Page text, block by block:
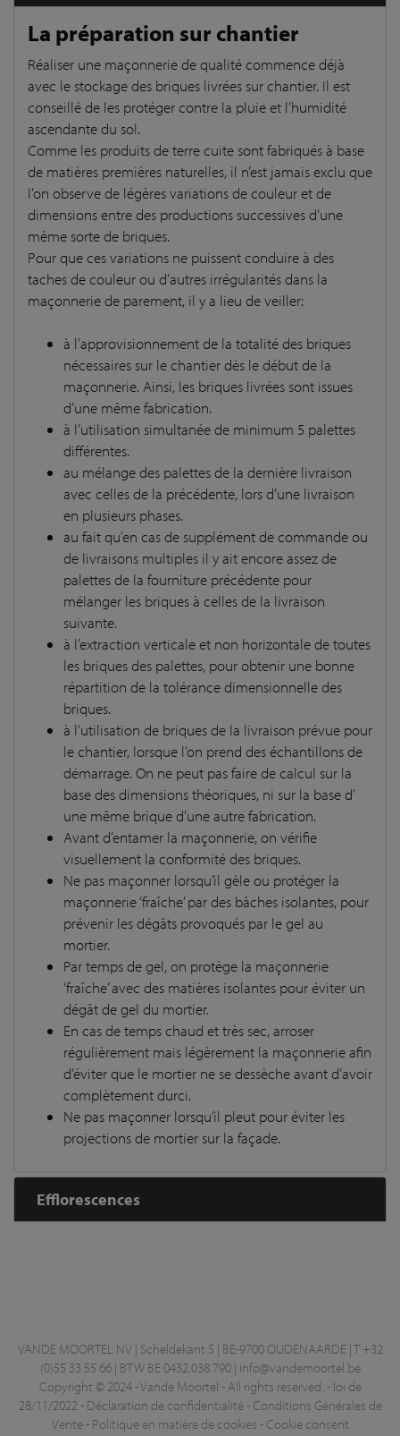
La préparation sur chantier
Réaliser une maçonnerie de qualité commence déjà
avec le stockage des briques livrées sur chantier. Il est
conseillé de les protéger contre la pluie et l’humidité
ascendante du sol.
Comme les produits de terre cuite sont fabriqués à base
de matières premières naturelles, il n’est jamais exclu que
l’on observe de légères variations de couleur et de
dimensions entre des productions successives d’une
même sorte de briques.
Pour que ces variations ne puissent conduire à des
taches de couleur ou d’autres irrégularités dans la
maçonnerie de parement, il y a lieu de veiller:
à l’approvisionnement de la totalité des briques
nécessaires sur le chantier dès le début de la
maçonnerie. Ainsi, les briques livrées sont issues
d’une même fabrication.
à l’utilisation simultanée de minimum 5 palettes
différentes.
au mélange des palettes de la dernière livraison
avec celles de la précédente, lors d’une livraison
en plusieurs phases.
au fait qu’en cas de supplément de commande ou
de livraisons multiples il y ait encore assez de
palettes de la fourniture précédente pour
mélanger les briques à celles de la livraison
suivante.
à l’extraction verticale et non horizontale de toutes
les briques des palettes, pour obtenir une bonne
répartition de la tolérance dimensionnelle des
briques.
à l’utilisation de briques de la livraison prévue pour
le chantier, lorsque l’on prend des échantillons de
démarrage. On ne peut pas faire de calcul sur la
base des dimensions théoriques, ni sur la base d’
une même brique d’une autre fabrication.
Avant d’entamer la maçonnerie, on vérifie
visuellement la conformité des briques.
Ne pas maçonner lorsqu’il gèle ou protéger la
maçonnerie ‘fraîche’ par des bâches isolantes, pour
prévenir les dégâts provoqués par le gel au
mortier.
Par temps de gel, on protège la maçonnerie
‘fraîche’ avec des matières isolantes pour éviter un
dégât de gel du mortier.
En cas de temps chaud et très sec, arroser
régulièrement mais légèrement la maçonnerie afin
d’éviter que le mortier ne se dessèche avant d’avoir
complètement durci.
Ne pas maçonner lorsqu’il pleut pour éviter les
projections de mortier sur la façade.
Efflorescences
VANDE MOORTEL NV | Scheldekant 5 | BE-9700 OUDENAARDE | T +32
(0)55 33 55 66 | BTW BE 0432.038.790 | info@vandemoortel.be
Copyright © 2024 - Vande Moortel - All rights reserved. - loi de
28/11/2022 - Déclaration de confidentialité- Conditions Générales de
Vente- Politique en matière de cookies - Cookie consent